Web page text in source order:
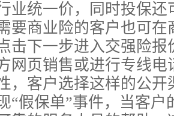
业统一价，同时投保
要商业险的客户也可
击下一步进入交强险报
网页销售或进行专线
，客户选择这样的公
“假保单”事件，当客